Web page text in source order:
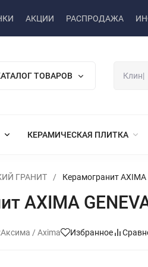
АКЦИИ РАСПРОДАЖА
ТОВАРОВ
КЕРАМИЧЕСКАЯ ПЛИТКА
ГРАНИТ / Керамогранит
AXIMA
Аксима / Axima Избранное